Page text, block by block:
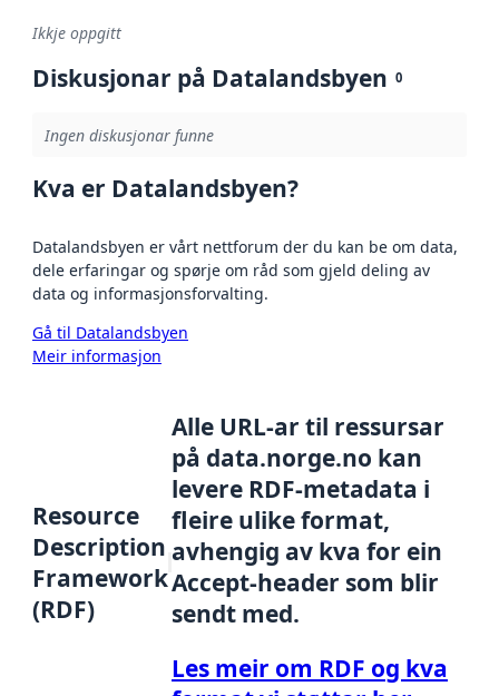
Ikkje oppgitt
Diskusjonar på Datalandsbyen 0
Ingen diskusjonar funne
Kva er Datalandsbyen?
Datalandsbyen er vårt nettforum der du kan be om data,
dele erfaringar og spørje om råd som gjeld deling av
data og informasjonsforvalting.
Gå til Datalandsbyen
Meir informasjon
Resource
Description
Framework
(RDF)
Alle URL-ar til ressursar
på data.norge.no kan
levere RDF-metadata i
fleire ulike format,
avhengig av kva for ein
Accept-header som blir
sendt med.
Les meir om RDF og kva